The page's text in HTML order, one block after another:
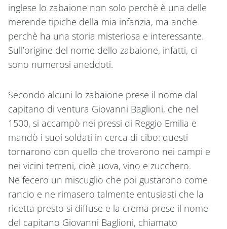
inglese lo zabaione non solo perchè è una delle
merende tipiche della mia infanzia, ma anche
perchè ha una storia misteriosa e interessante.
Sull’origine del nome dello zabaione, infatti, ci
sono numerosi aneddoti.
Secondo alcuni lo zabaione prese il nome dal
capitano di ventura Giovanni Baglioni, che nel
1500, si accampò nei pressi di Reggio Emilia e
mandò i suoi soldati in cerca di cibo: questi
tornarono con quello che trovarono nei campi e
nei vicini terreni, cioè uova, vino e zucchero.
Ne fecero un miscuglio che poi gustarono come
rancio e ne rimasero talmente entusiasti che la
ricetta presto si diffuse e la crema prese il nome
del capitano Giovanni Baglioni, chiamato